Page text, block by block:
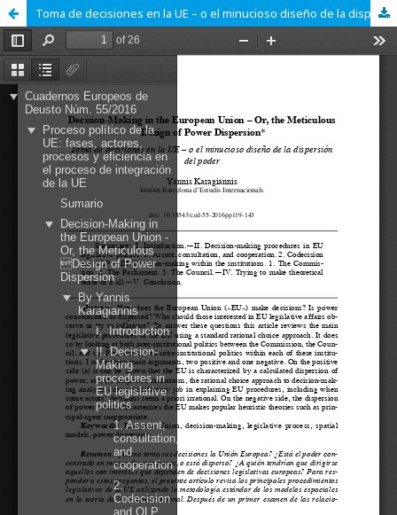
Toma de decisiones en la UE – o el minucioso diseño de la dispersión del poder